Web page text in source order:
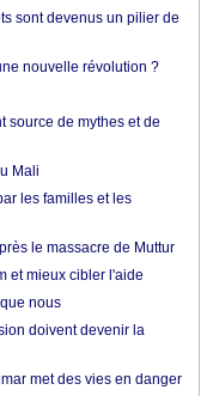
sont devenus un pilier de
nouvelle révolution ?
source de mythes et de
Mali
les familles et les
le massacre de Muttur
et mieux cibler l'aide
nous
doivent devenir la
met des vies en danger